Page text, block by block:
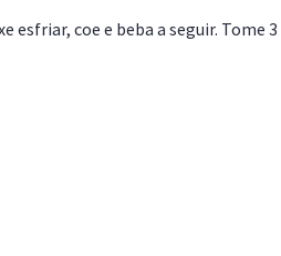
esfriar, coe e beba a seguir. Tome 3